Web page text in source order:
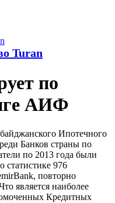
Turan
по
АИФ
Ипотечного
Банков страны по
по 2013 года были
976
повторно
является наиболее
Кредитных